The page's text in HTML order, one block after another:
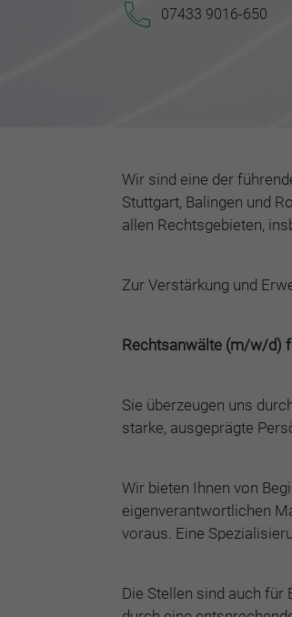
07433 9016-650
Wir sind eine der
Stuttgart, Balingen und
allen Rechtsgebieten,
Zur Verstärkung und
Rechtsanwälte (m/w/d)
Sie überzeugen uns
starke, ausgeprägte
Wir bieten Ihnen von
eigenverantwortlichen
voraus. Eine
Die Stellen sind auch